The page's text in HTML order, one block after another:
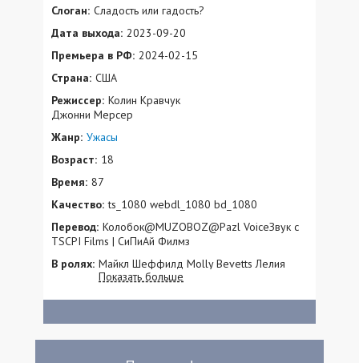
Слоган: Сладость или гадость?
Дата выхода: 2023-09-20
Премьера в РФ: 2024-02-15
Страна: США
Режиссер: Колин Кравчук
Джонни Мерсер
Жанр: Ужасы
Возраст: 18
Время: 87
Качество: ts_1080 webdl_1080 bd_1080
Перевод: Колобок@MUZOBOZ@Pazl VoiceЗвук с
TSCPI Films | СиПиАй Филмз
В ролях: Майкл Шеффилд Molly Bevetts Лелия
Симингтон Делани Уайт Мэтт Сервитто
Пентони Кори Окучи Сэм Луковски Джо
Показать больше